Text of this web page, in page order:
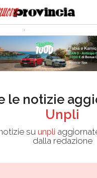
le notizie
Unpli
su unpli
dalla redazione